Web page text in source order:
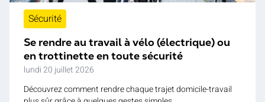
Sécurité
Se rendre au travail à vélo (électrique) ou
en trottinette en toute sécurité
lundi 20 juillet 2026
Découvrez comment rendre chaque trajet domicile-travail